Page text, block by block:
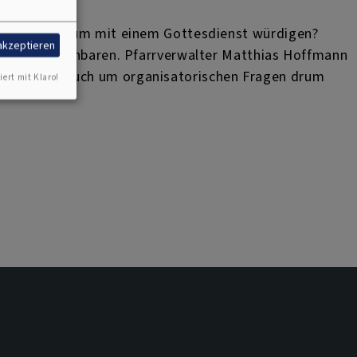
Jubiläum mit einem Gottesdienst würdigen?
zu vereinbaren. Pfarrverwalter Matthias Hoffmann
als auch um organisatorischen Fragen drum
mit Klaro!